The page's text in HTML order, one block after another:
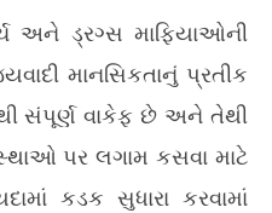
અને ડ્રગ્સ માફિયાઓની
માનસિકતાનું પ્રતીક
સંપૂર્ણ વાકેફ છે અને તેથી
પર લગામ કસવા માટે
કડક સુધારા કરવામાં